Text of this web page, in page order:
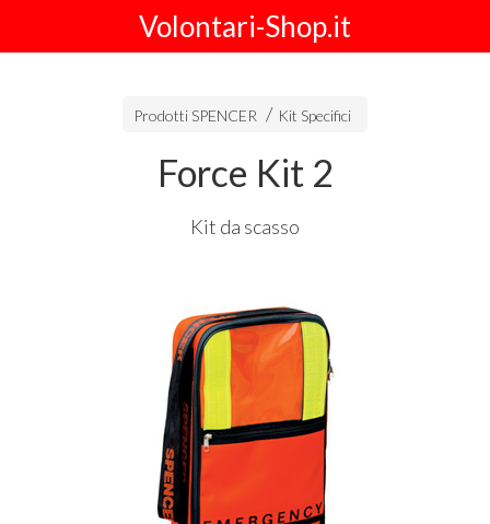
Volontari-Shop.it
Prodotti SPENCER Kit Specifici
Force Kit 2
Kit da scasso